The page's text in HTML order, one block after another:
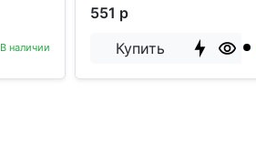
В наличии
551 р
Купить